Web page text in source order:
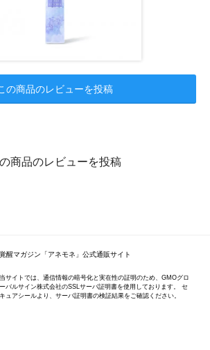
の商品のレビューを投稿
商品のレビューを投稿
醒マガジン「アネモネ」公式通販サイト
当サイトでは、通信情報の暗号化と実在性の証明のため、GMOグロ
ーバルサイン株式会社のSSLサーバ証明書を使用しております。 セ
キュアシールより、サーバ証明書の検証結果をご確認ください。